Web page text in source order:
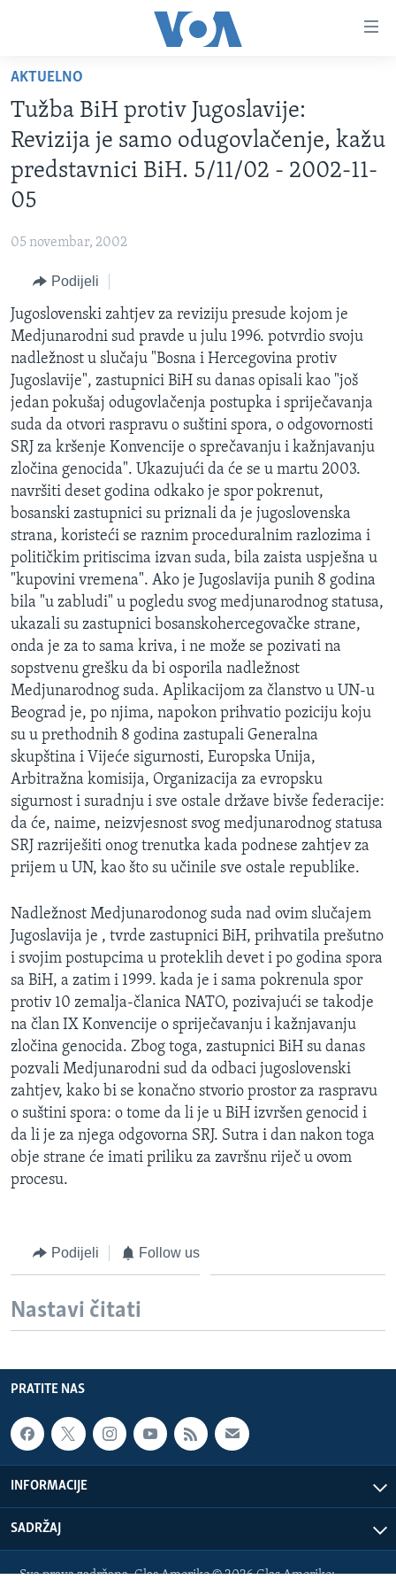
glavni
sadržaj
Pređi
na
glavnu
navigaciju
na
TV PROGRAM
FOTOGRAFIJE DANA
VIJESTI
SVIJET
SPECIJALNI PROJEKTI
KORUPCIJA
SLOBODA MEDIJA
ŽENSKA STRANA
IZBJEGLIČKA STRANA
MAGAZIN
O GLASU AMERIKE
Learning English
PRATITE NAS
Jezici
AKTUELNO
Tužba BiH protiv Jugoslavije:
Revizija je samo odugovlačenje, kažu
predstavnici BiH. 5/11/02 - 2002-11-
05
05 novembar, 2002
Podijeli
Jugoslovenski zahtjev za reviziju presude kojom je
Medjunarodni sud pravde u julu 1996. potvrdio svoju
nadležnost u slučaju "Bosna i Hercegovina protiv
Jugoslavije", zastupnici BiH su danas opisali kao "još
jedan pokušaj odugovlačenja postupka i spriječavanja
suda da otvori raspravu o suštini spora, o odgovornosti
SRJ za kršenje Konvencije o sprečavanju i kažnjavanju
zločina genocida". Ukazujući da će se u martu 2003.
navršiti deset godina odkako je spor pokrenut,
bosanski zastupnici su priznali da je jugoslovenska
strana, koristeći se raznim proceduralnim razlozima i
političkim pritiscima izvan suda, bila zaista uspješna u
"kupovini vremena". Ako je Jugoslavija punih 8 godina
bila "u zabludi" u pogledu svog medjunarodnog statusa,
ukazali su zastupnici bosanskohercegovačke strane,
onda je za to sama kriva, i ne može se pozivati na
sopstvenu grešku da bi osporila nadležnost
Medjunarodnog suda. Aplikacijom za članstvo u UN-u
Beograd je, po njima, napokon prihvatio poziciju koju
su u prethodnih 8 godina zastupali Generalna
skupština i Vijeće sigurnosti, Europska Unija,
Arbitražna komisija, Organizacija za evropsku
sigurnost i suradnju i sve ostale države bivše federacije:
da će, naime, neizvjesnost svog medjunarodnog statusa
SRJ razriješiti onog trenutka kada podnese zahtjev za
prijem u UN, kao što su učinile sve ostale republike.
Nadležnost Medjunarodonog suda nad ovim slučajem
Jugoslavija je , tvrde zastupnici BiH, prihvatila prešutno
i svojim postupcima u proteklih devet i po godina spora
sa BiH, a zatim i 1999. kada je i sama pokrenula spor
protiv 10 zemalja-članica NATO, pozivajući se takodje
na član IX Konvencije o spriječavanju i kažnjavanju
zločina genocida. Zbog toga, zastupnici BiH su danas
pozvali Medjunarodni sud da odbaci jugoslovenski
zahtjev, kako bi se konačno stvorio prostor za raspravu
o suštini spora: o tome da li je u BiH izvršen genocid i
da li je za njega odgovorna SRJ. Sutra i dan nakon toga
obje strane će imati priliku za završnu riječ u ovom
procesu.
Podijeli Follow us
Nastavi čitati
PRATITE NAS
INFORMACIJE
SADRŽAJ
Sva prava zadržana. Glas Amerike © 2026 Glas Amerike: